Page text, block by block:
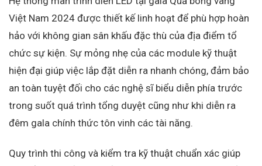
Việt Nam 2024 được thiết kế linh hoạt để phù hợp hoàn
hảo với không gian sân khấu đặc thù của địa điểm tổ
chức sự kiện. Sự mỏng nhẹ của các module kỹ thuật
hiện đại giúp việc lắp đặt diễn ra nhanh chóng, đảm bảo
an toàn tuyệt đối cho các nghệ sĩ biểu diễn phía trước
trong suốt quá trình tổng duyệt cũng như khi diễn ra
đêm gala chính thức tôn vinh các tài năng.
Quy trình thi công và kiểm tra kỹ thuật chuẩn xác giúp